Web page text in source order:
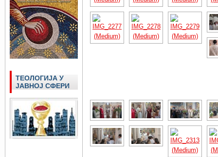
ТЕОЛОГИЈА У
ЈАВНОЈ СФЕРИ